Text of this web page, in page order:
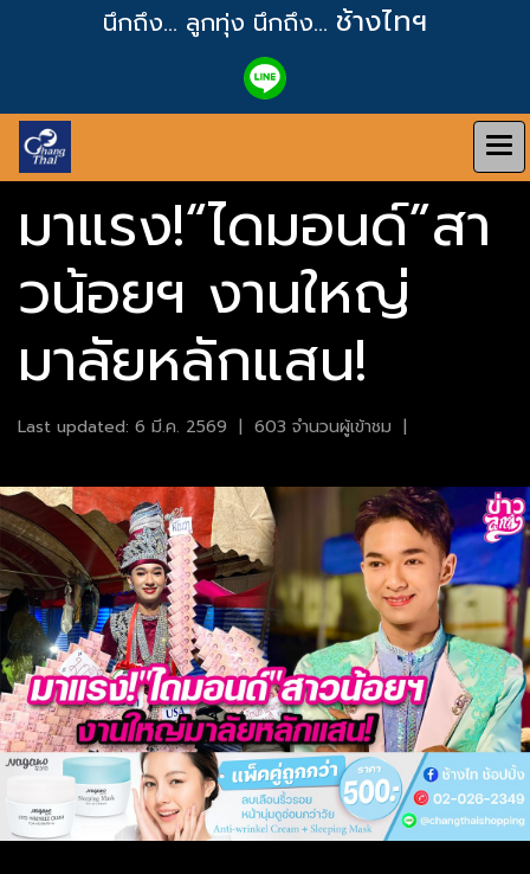
นึกถึง... ลูกทุ่ง นึกถึง... ช้างไทฯ
มาแรง!“ไดมอนด์”สา
วน้อยฯ งานใหญ่
มาลัยหลักแสน!
Last updated: 6 มี.ค. 2569 | 603 จำนวนผู้เข้าชม |